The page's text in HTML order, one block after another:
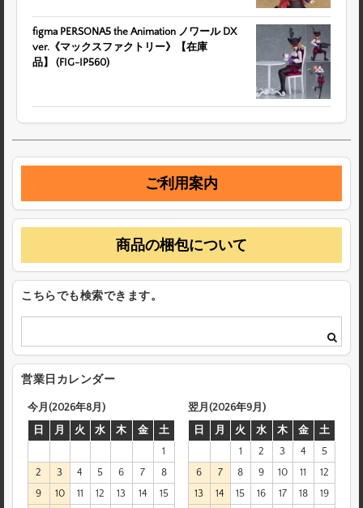
figma PERSONA5 the Animation ノワール DX
ver.《マックスファクトリー》【在庫
品】 (FIG-IP560)
ご利用案内
商品の梱包について
こちらでも検索できます。
営業日カレンダー
今月(2026年8月)
日
月 火 水 木 金
土
1
2
3 4 5 6 7
8
9
10 11 12 13 14
15
翌月(2026年9月)
日
月 火 水 木 金
土
1
2 3 4
5
6
7 8 9 10 11
12
13
14 15 16 17 18
19